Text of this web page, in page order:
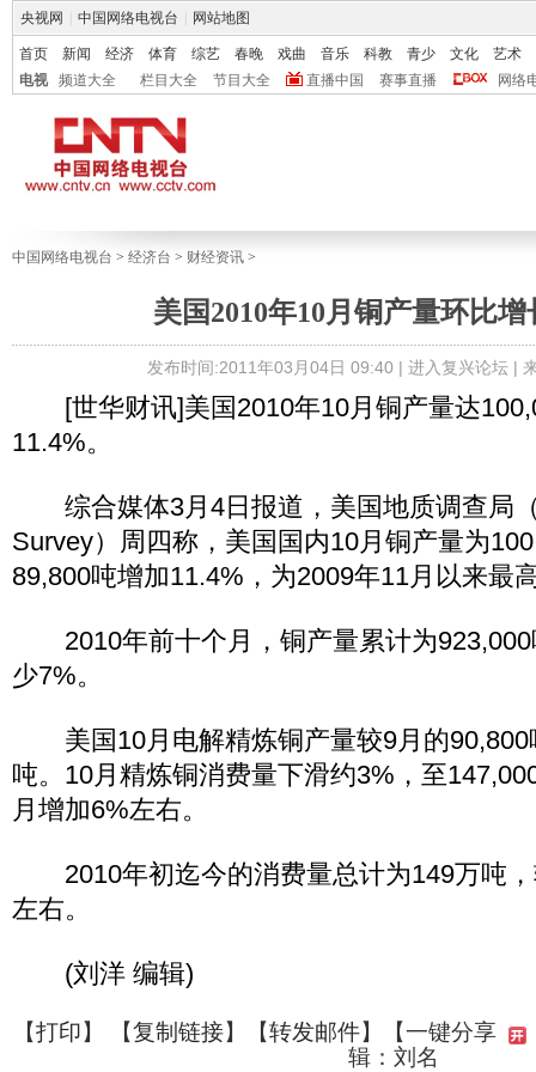
央视网 中国网络电视台 网站地图
首页 新闻 经济 体育 综艺 春晚 戏曲 音乐 科教 青少 文化
艺术
电视
频道大全 栏目大全 节目大全 直播中国 赛事直播 网络
中国网络电视台 > 经济台 > 财经资讯 >
美国2010年10月铜产量环比增
发布时间:2011年03月04日 09:40 | 进入复兴论坛|
[世华财讯]美国2010年10月铜产量达
11.4%。
综合媒体3月4日报道，美国地质调查局
Survey）周四称，美国国内10月铜产量为
89,800吨增加11.4%，为2009年11月以来最
2010年前十个月，铜产量累计为923,000
少7%。
美国10月电解精炼铜产量较9月的90,800
吨。10月精炼铜消费量下滑约3%，至
月增加6%左右。
2010年初迄今的消费量总计为149万吨，
左右。
(刘洋 编辑)
【打印】 【复制链接】【转发邮件】
【一键分享
辑：刘名